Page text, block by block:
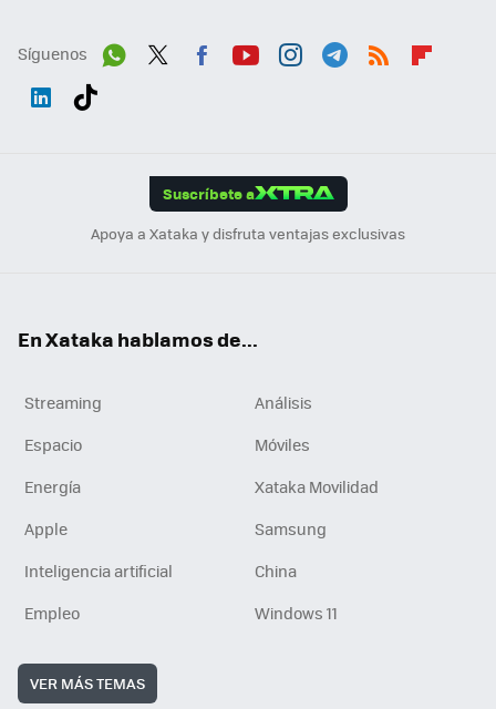
Síguenos
Suscríbete a
Apoya a Xataka y disfruta ventajas exclusivas
En Xataka hablamos de...
Streaming
Análisis
Espacio
Móviles
Energía
Xataka Movilidad
Apple
Samsung
Inteligencia artificial
China
Empleo
Windows 11
VER MÁS TEMAS